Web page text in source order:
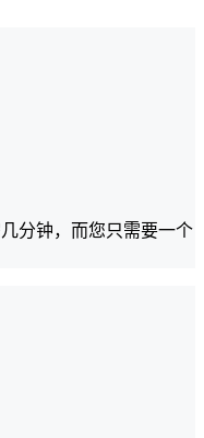
分钟，而您只需要一个